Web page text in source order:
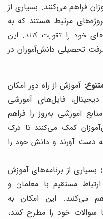
فراهم می‌کنند. بسیاری از
مرتبط هستند که به
خود را تقویت کنند. این
تحصیلی دانش‌آموزان در
آموزش از راه دور امکان
فایل‌های آموزشی
آموزشی به‌روز را فراهم
کمک می‌کنند تا درک
دست آورند و دانش خود را
بسیاری از برنامه‌های آموزش
ارتباط مستقیم با معلمان و
می‌کنند. این امکان به
خود را مطرح کنند،